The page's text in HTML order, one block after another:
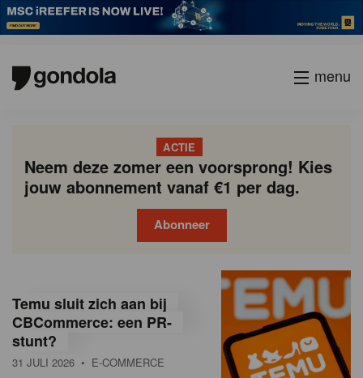
menu
ACTIE
Neem deze zomer een voorsprong! Kies
jouw abonnement vanaf €1 per dag.
Abonneer
o
n
d
Temu sluit zich aan bij
CBCommerce: een PR-
stunt?
31 JULI 2026 • E-COMMERCE